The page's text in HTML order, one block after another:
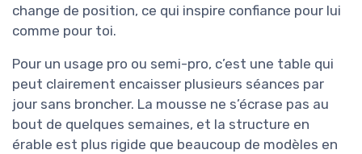
change de position, ce qui inspire confiance pour lui
comme pour toi.
Pour un usage pro ou semi-pro, c’est une table qui
peut clairement encaisser plusieurs séances par
jour sans broncher. La mousse ne s’écrase pas au
bout de quelques semaines, et la structure en
érable est plus rigide que beaucoup de modèles en